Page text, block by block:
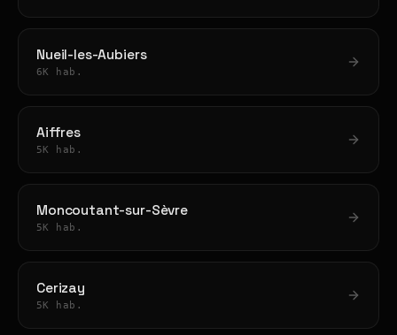
Nueil-les-Aubiers
6K hab.
Aiffres
5K hab.
Moncoutant-sur-Sèvre
5K hab.
Cerizay
5K hab.